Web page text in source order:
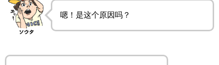
嗯！是这个原因吗？